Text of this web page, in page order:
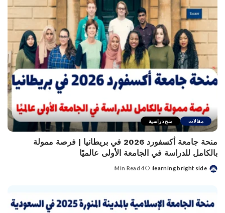
مقالات منح دراسية
منحة جامعة أكسفورد 2026 في بريطانيا | فرصة ممولة
بالكامل للدراسة في الجامعة الأولى عالميًا
Posted
learning bright side
4 Min Read